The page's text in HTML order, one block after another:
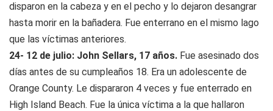
disparon en la cabeza y en el pecho y lo dejaron desangrar
hasta morir en la bañadera. Fue enterrano en el mismo lago
que las víctimas anteriores.
24- 12 de julio: John Sellars, 17 años. Fue asesinado dos
días antes de su cumpleaños 18. Era un adolescente de
Orange County. Le dispararon 4 veces y fue enterrado en
High Island Beach. Fue la única víctima a la que hallaron